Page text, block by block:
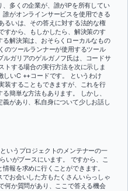
多くの企業が、誰がIPを所有してい
がオンラインサービスを使用できる
るいは、その答えに対する法的な権
すから、もしかしたら、解決策のす
解決策は、おそらくローカルなもの
のツールランナーが使用するツール
ガリアのゲルガノフ氏は、コードサ
トする場合の実行方法を次に示しま
しいC ++コードです。 というわけ
装することもできますが、これを行
簡単な方法もあります。 しかし、
があり、私自身について少しお話し
いうプロジェクトのメンテナーの一
いがブースにいます。 ですから、こ
報を求めに行くことができます。
お会いした方もたくさんいらっしゃ
何か質問があり、ここで答える機会